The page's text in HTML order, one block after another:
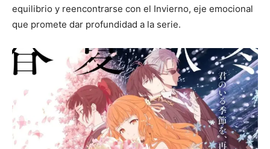
equilibrio y reencontrarse con el Invierno, eje emocional
que promete dar profundidad a la serie.